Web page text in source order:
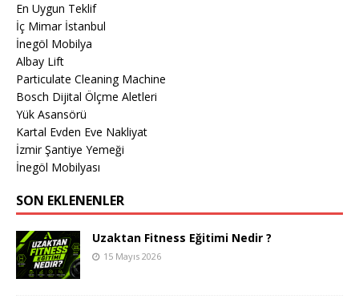
En Uygun Teklif
İç Mimar İstanbul
İnegöl Mobilya
Albay Lift
Particulate Cleaning Machine
Bosch Dijital Ölçme Aletleri
Yük Asansörü
Kartal Evden Eve Nakliyat
İzmir Şantiye Yemeği
İnegöl Mobilyası
SON EKLENENLER
Uzaktan Fitness Eğitimi Nedir ?
15 Mayıs 2026